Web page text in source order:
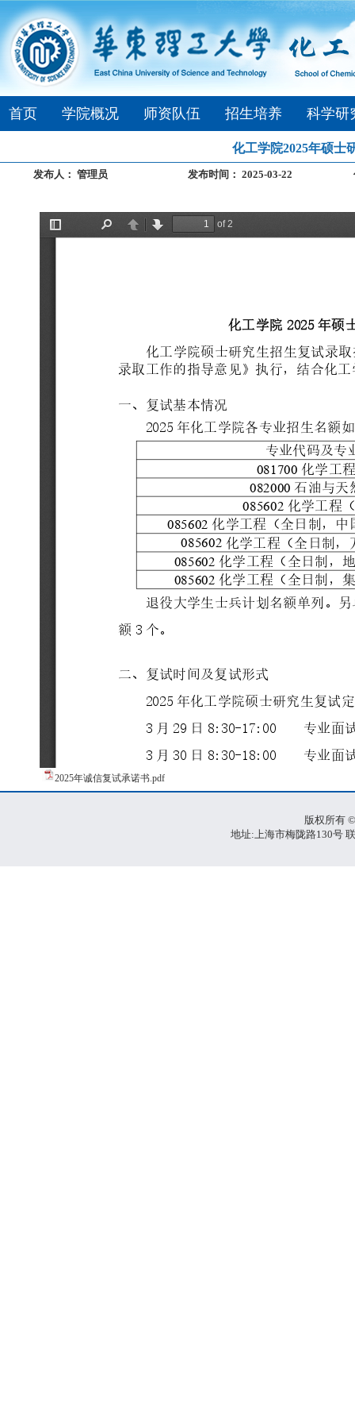
首页 学院概况 师资队伍 招生培养 科学研
化工学院2025年硕士
发布人： 管理员 发布时间：2025-03-22
2025年诚信复试承诺书.pdf
版权所有
地址:上海市梅陇路130号